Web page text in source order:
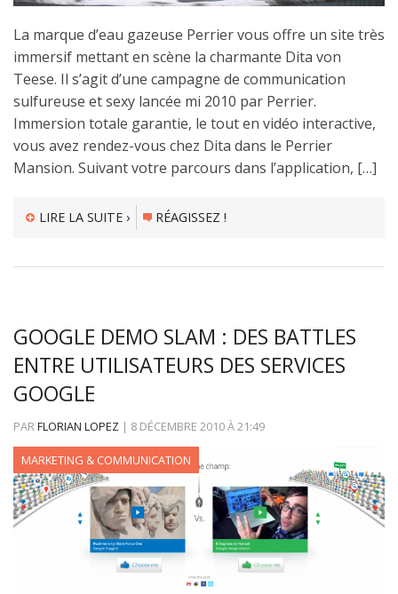
La marque d’eau gazeuse Perrier vous offre un site très
immersif mettant en scène la charmante Dita von
Teese. Il s’agit d’une campagne de communication
sulfureuse et sexy lancée mi 2010 par Perrier.
Immersion totale garantie, le tout en vidéo interactive,
vous avez rendez-vous chez Dita dans le Perrier
Mansion. Suivant votre parcours dans l’application, […]
LIRE LA SUITE › RÉAGISSEZ !
GOOGLE DEMO SLAM : DES BATTLES
ENTRE UTILISATEURS DES SERVICES
GOOGLE
PARFLORIAN LOPEZ | 8 DÉCEMBRE 2010À21:49
MARKETING & COMMUNICATION